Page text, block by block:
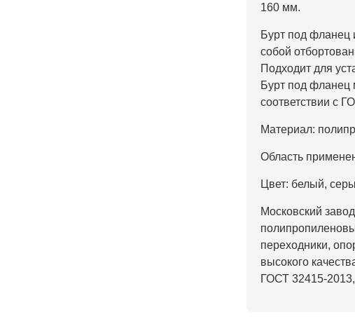
160 мм.
Бурт под фланец
собой
Подходит для
Бурт под фланец
соответствии с
Материал:
Область
Цвет: белый,
Московский
переходники,
высокого
ГОСТ 32415-